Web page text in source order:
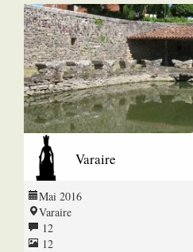
Varaire
Mai 2016
Varaire
12
12